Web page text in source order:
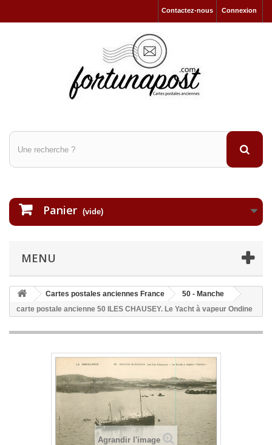
Connexion
Contactez-nous
Panier (vide)
MENU
Cartes postales anciennes France
50 - Manche
carte postale ancienne 50 ILES CHAUSEY. Le Yacht à vapeur Ondine
Agrandir l'image